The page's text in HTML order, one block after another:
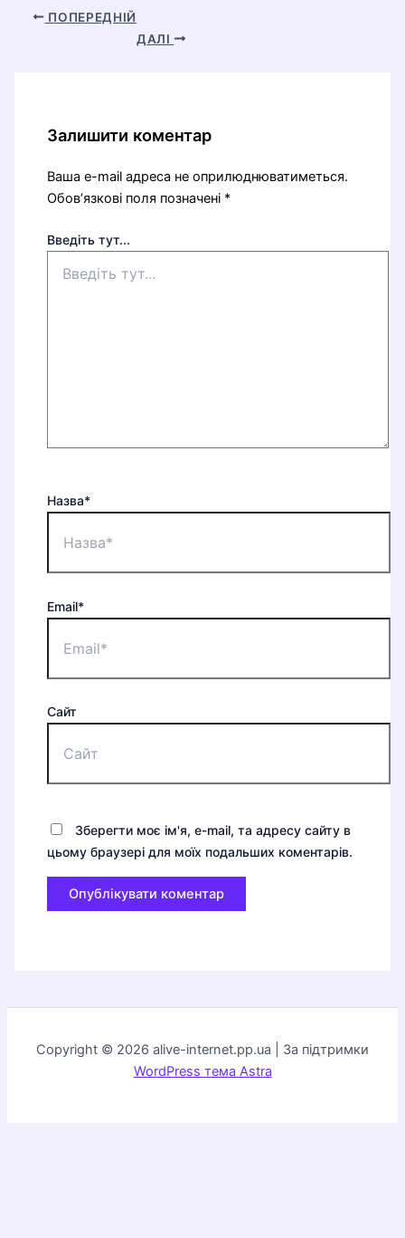
ПОПЕРЕДНІЙ
ДАЛІ
Залишити коментар
Ваша e-mail адреса не оприлюднюватиметься.
Обов’язкові поля позначені *
Введіть тут...
Назва*
Email*
Сайт
Зберегти моє ім'я, e-mail, та адресу сайту в
цьому браузері для моїх подальших коментарів.
Copyright © 2026 alive-internet.pp.ua | За підтримки
WordPress тема Astra